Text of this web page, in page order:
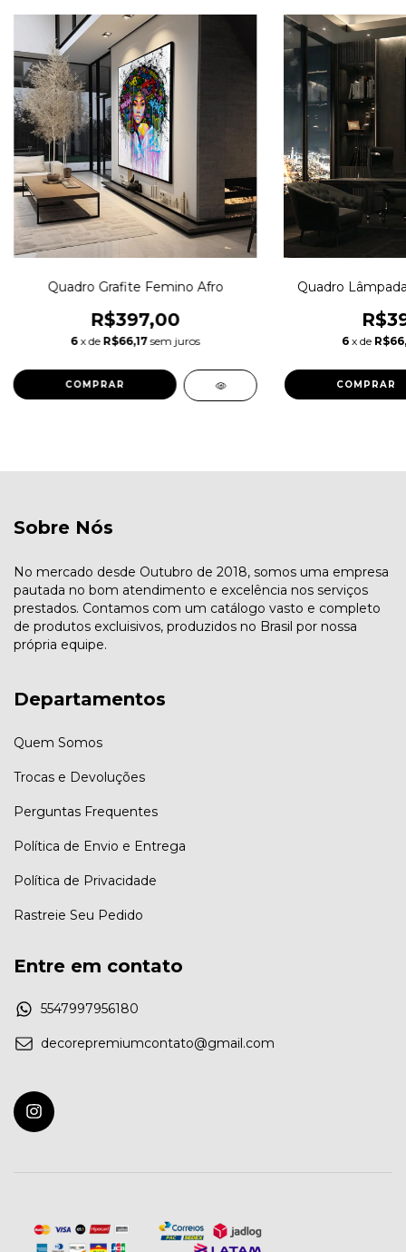
Quadro Grafite Femino Afro
R$397,00
6 x de R$66,17 sem juros
COMPRAR
Quadro
6 x de
COMPRAR
Sobre Nós
No mercado desde Outubro de 2018, somos uma empresa
pautada no bom atendimento e excelência nos serviços
prestados. Contamos com um catálogo vasto e completo
de produtos excluisivos, produzidos no Brasil por nossa
própria equipe.
Departamentos
Quem Somos
Trocas e Devoluções
Perguntas Frequentes
Política de Envio e Entrega
Política de Privacidade
Rastreie Seu Pedido
Entre em contato
5547997956180
decorepremiumcontato@gmail.com